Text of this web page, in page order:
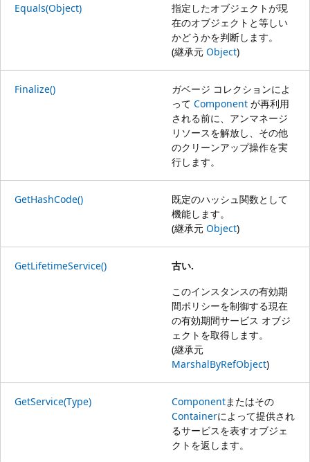
Equals(Object)
指定したオブジェクトが現
在のオブジェクトと等しい
かどうかを判断します。
(継承元 Object)
Finalize()
ガベージ コレクションによ
って Component が再利用
される前に、アンマネージ
リソースを解放し、その他
のクリーンアップ操作を実
行します。
GetHashCode()
既定のハッシュ関数として
機能します。
(継承元 Object)
GetLifetimeService()
古い.
このインスタンスの有効期
間ポリシーを制御する現在
の有効期間サービス オブジ
ェクトを取得します。
(継承元
MarshalByRefObject)
GetService(Type) Componentまたはその
Containerによって提供され
るサービスを表すオブジェ
クトを返します。